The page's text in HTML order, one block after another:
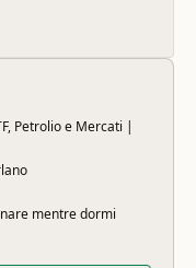
Petrolio e Mercati |
mentre dormi